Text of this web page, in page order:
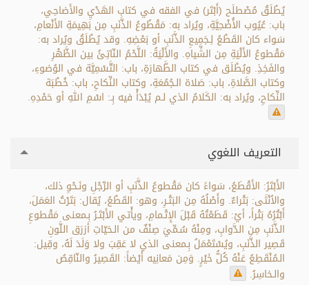
يُطْلَقُ مُصْطلَح (أَبْتَر) في الفقه في كتاب الهَدْيِ والأَضاحِي،
باب: عُيُوب الأُضْحِيَّةِ، ويُراد به: مَقْطُوعُ الذَّنَبِ مِن بَهِيمَةِ الأَنْعامِ،
سَواء كان القَطْعُ لِـجَمِيعِ الذَّنَبِ أو بَعْضِهِ. وقد يُطْلَقُ ويُراد به:
مَقْطوعُ الأَلْيَةِ مِن الشِّياهِ. والأَلْيَةُ: اللَّحْمُ النّاتِئُ بين الظَّهْرِ
والفَخِذِ. ويُطْلَق في كتاب الطَّهارَةِ، باب: التَّسْمِيَّة في الوُضوءِ،
وكتاب الصَّلاةِ، باب: صَلاة الـجُمُعَةِ، وكتاب النِّكاحِ، باب: خُطْبَة
النِّكاحِ، ويُراد به: الكَلامُ الذي لـم يُبْدَأْ فيه بِـ: اسْمِ اللهِ أو حَمْدِهِ.
التعريف اللغوي
الأَبْتَرُ: الأَقْطَعُ، سَواءً كان مَقْطوعُ الذَّنَبِ أو الرِّجْلِ ونَـحْوِ ذلك،
والاُنْثَى: بَتْراءٌ. وأَصْلُهُ مِن البَتْـرِ، وهو: القَطْعُ، يُقال: بَتَرْتُ العَمَلَ،
أَبْتُرُهُ بَتْراً، أيْ: قَطَعْتُهُ قَبْلَ الإِتْـمامِ، ويأْتي الأَبْتَـرُ بِـمعنى مَقْطوعِ
الذَّنَبِ مِن الدَّوابِ، ومِنْهُ سُـمِّيَ صِنْفٌ من الـحَيّاتِ أزرَق اللَّونِ
قَصِير الذَّنَبِ، ويُسْتَعْمَلُ بِـمعنى الذي لا عَقِبَ ولا وَلَدَ لَهُ، وقِيل:
الـمُنْقَطِعُ عَنْهُ كُلُّ خَيْرٍ. وَمِن مَعانِيه أَيْضاً: القَصِيرُ والنّاقِصُ
والـخاسِرُ.